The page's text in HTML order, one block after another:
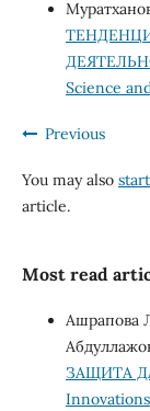
Science
Previous
You may also
article.
Most read
Ашрапова
ЗАЩИТА